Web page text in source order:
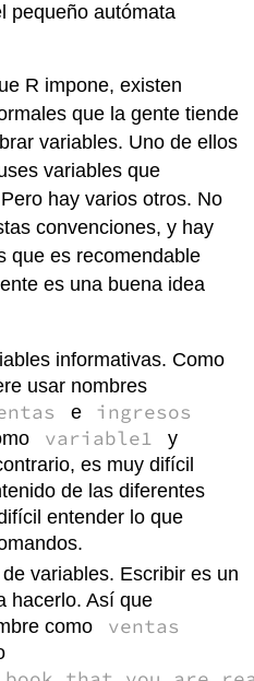
pequeño autómata
R impone, existen
que la gente tiende
variables. Uno de ellos
variables que
hay varios otros. No
convenciones, y hay
que es recomendable
es una buena idea
informativas. Como
usar nombres
e ingresos
variable1 y
es muy difícil
de las diferentes
entender lo que
variables. Escribir es un
hacerlo. Así que
como
ventas